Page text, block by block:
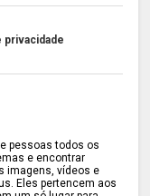
privacidade
pessoas todos os
e encontrar
imagens, vídeos e
Eles pertencem aos